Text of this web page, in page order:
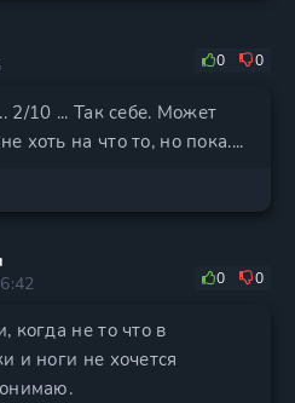
0 0
2/10 ... Так себе. Может
хоть на что то, но пока....
0 0
когда не то что в
и ноги не хочется